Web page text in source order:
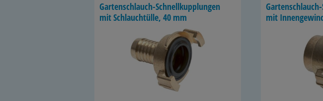
Gartenschlauch-​Schnellkupplungen
mit Schlauch­tül­le, 40 mm
mit